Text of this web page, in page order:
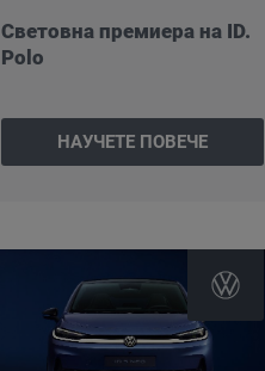
Световна премиера на ID.
Polo
НАУЧЕТЕ ПОВЕЧЕ